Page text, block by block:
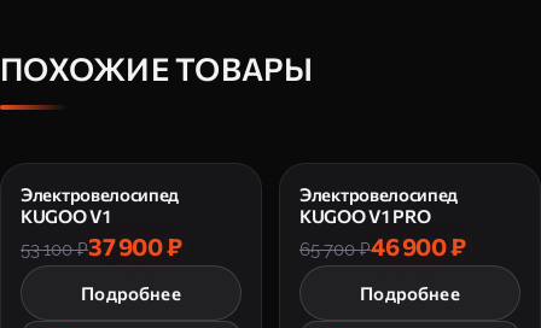
ПОХОЖИЕ ТОВАРЫ
Электровелосипед
KUGOO V1
53 100 ₽37 900 ₽
Подробнее
Электровелосипед
KUGOO V1 PRO
65 700 ₽46 900 ₽
Подробнее